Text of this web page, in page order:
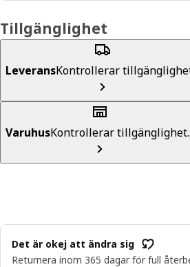
Tillgänglighet
LeveransKontrollerar
VaruhusKontrollerar
Det är okej att ändra sig
Returnera inom 365 dagar för full